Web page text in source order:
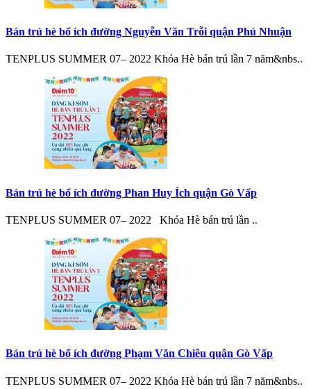
Bán trú hè bổ ích đường Nguyễn Văn Trỗi quận Phú Nhuận
TENPLUS SUMMER 07– 2022 Khóa Hè bán trú lần 7 năm&nbs..
Bán trú hè bổ ích đường Phan Huy Ích quận Gò Vấp
TENPLUS SUMMER 07– 2022 Khóa Hè bán trú lần ..
Bán trú hè bổ ích đường Phạm Văn Chiêu quận Gò Vấp
TENPLUS SUMMER 07– 2022 Khóa Hè bán trú lần 7 năm&nbs..